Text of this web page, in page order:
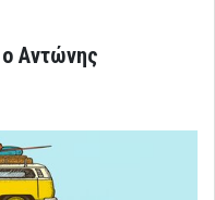
ο Αντώνης